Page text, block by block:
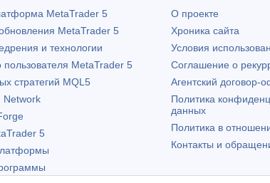
MetaTrader 5
MetaTrader 5
и технологии
пользователя MetaTrader 5
стратегий MQL5
Network
5
О проекте
Хроника сайта
Условия
Соглашение о
Агентский договор-
Политика
данных
Политика в
Контакты и